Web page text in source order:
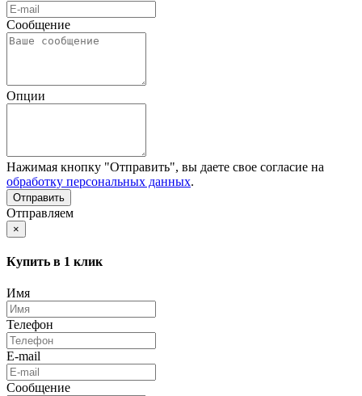
Сообщение
Опции
Нажимая кнопку "Отправить", вы даете свое согласие на
обработку персональных данных.
Отправляем
×
Купить в 1 клик
Имя
Телефон
E-mail
Сообщение